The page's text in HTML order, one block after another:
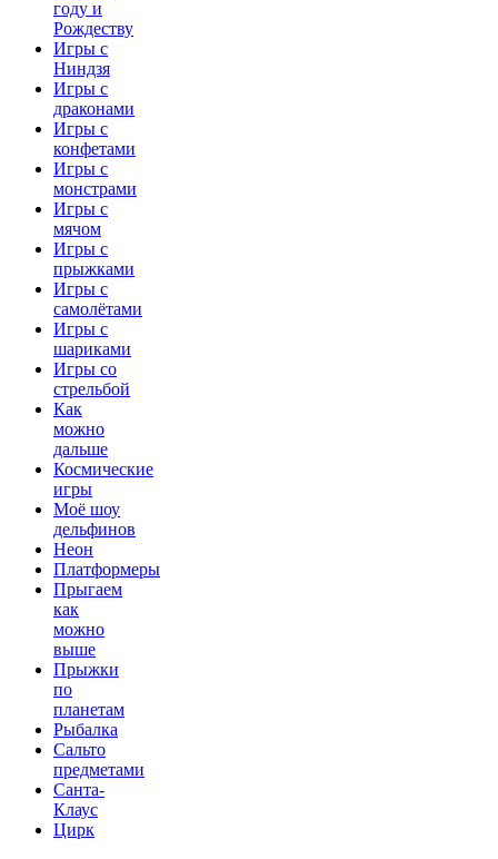
году и
Рождеству
Игры с
Ниндзя
Игры с
драконами
Игры с
конфетами
Игры с
монстрами
Игры с
мячом
Игры с
прыжками
Игры с
самолётами
Игры с
шариками
Игры со
стрельбой
Как
можно
дальше
Космические
игры
Моё шоу
дельфинов
Неон
Платформеры
Прыгаем
как
можно
выше
Прыжки
по
планетам
Рыбалка
Сальто
предметами
Санта-
Клаус
Цирк